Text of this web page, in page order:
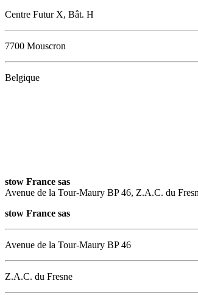
Centre Futur X, Bât. H
7700 Mouscron
Belgique
stow France sas
Avenue de la Tour-Maury BP 46, Z.A.C. du
stow France sas
Avenue de la Tour-Maury BP 46
Z.A.C. du Fresne